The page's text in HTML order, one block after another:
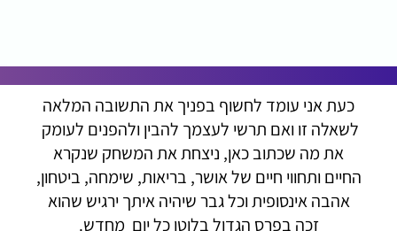
כעת אני עומד לחשוף בפניך את התשובה המלאה
לשאלה זו ואם תרשי לעצמך להבין ולהפנים לעומק
את מה שכתוב כאן, ניצחת את המשחק שנקרא
החיים ותחווי חיים של אושר, בריאות, שימחה, ביטחון,
אהבה אינסופית וכל גבר שיהיה איתך ירגיש שהוא
זכה בפרס הגדול בלוטו כל יום מחדש.